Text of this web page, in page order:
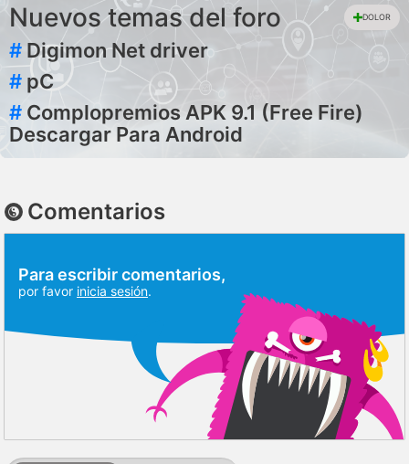
Nuevos temas del foro DOLOR
# Digimon Net driver
# pC
# Complopremios APK 9.1 (Free Fire)
Descargar Para Android
Comentarios
Para escribir comentarios,
por favor inicia sesión.